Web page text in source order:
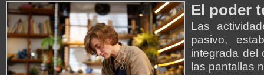
El poder
Las
pasivo,
integrada del
las pantallas